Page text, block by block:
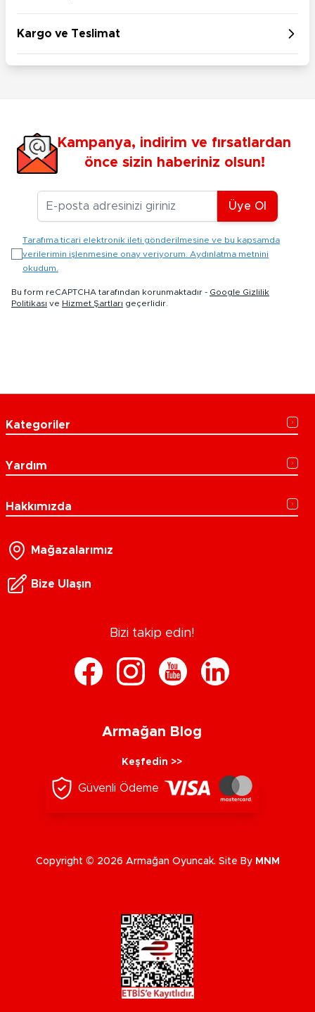
Kargo ve Teslimat
Kampanya, indirim ve fırsatlardan
önce sizin haberiniz olsun!
E-posta Adresiniz
Üye Ol
Tarafıma ticari elektronik ileti gönderilmesine ve bu kapsamda
verilerimin işlenmesine onay veriyorum. Aydınlatma metnini
okudum.
Bu form reCAPTCHA tarafından korunmaktadır - Google Gizlilik
Politikası ve Hizmet Şartları geçerlidir.
Kategoriler
Yardım
Hakkımızda
Mağazalarımız
Bize Ulaşın
Bizi takip edin!
Armağan Blog
Keşfedin >>
Güvenli Ödeme
Copyright © 2026 Armağan Oyuncak. Site By MNM